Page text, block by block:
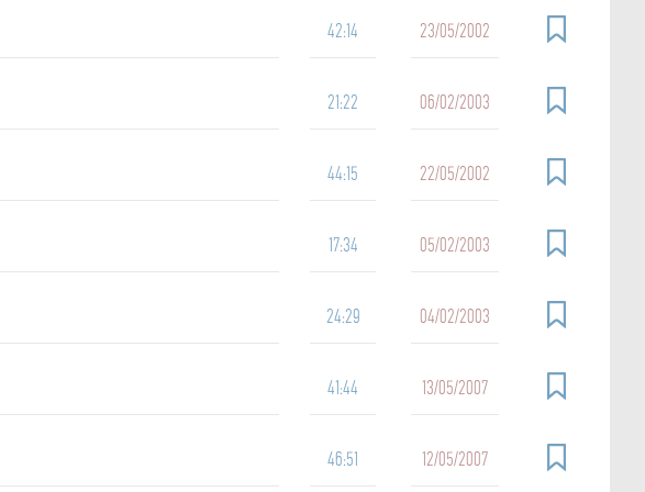
42:14 23/05/2002
21:22 06/02/2003
44:15 22/05/2002
17:34 05/02/2003
24:29 04/02/2003
41:44 13/05/2007
46:51 12/05/2007